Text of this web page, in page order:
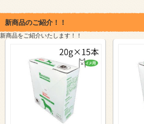
新商品のご紹介！！
新商品をご紹介いたします！！